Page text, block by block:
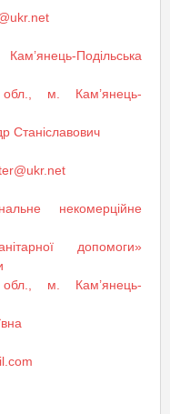
Подільська
м. Кам’янець-
Станіславович
некомерційне
допомоги»
м. Кам’янець-